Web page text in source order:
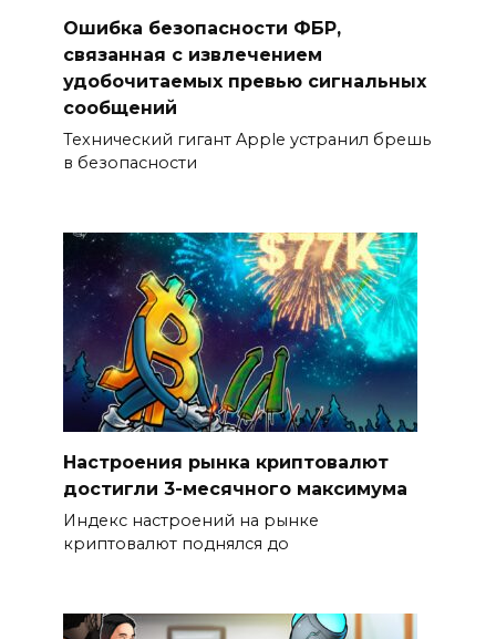
Ошибка безопасности ФБР,
связанная с извлечением
удобочитаемых превью сигнальных
сообщений
Технический гигант Apple устранил брешь
в безопасности
Настроения рынка криптовалют
достигли 3-месячного максимума
Индекс настроений на рынке
криптовалют поднялся до